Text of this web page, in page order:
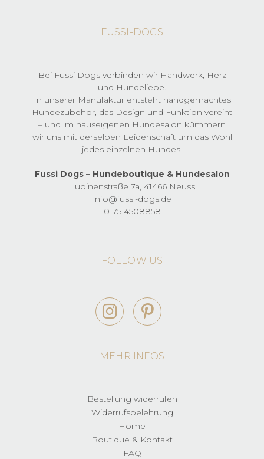
FUSSI-DOGS
Bei Fussi Dogs verbinden wir Handwerk, Herz
und Hundeliebe.
In unserer Manufaktur entsteht handgemachtes
Hundezubehör, das Design und Funktion vereint
– und im hauseigenen Hundesalon kümmern
wir uns mit derselben Leidenschaft um das Wohl
jedes einzelnen Hundes.
Fussi Dogs – Hundeboutique & Hundesalon
Lupinenstraße 7a, 41466 Neuss
info@fussi-dogs.de
0175 4508858
FOLLOW US
MEHR INFOS
Bestellung widerrufen
Widerrufsbelehrung
Home
Boutique & Kontakt
FAQ